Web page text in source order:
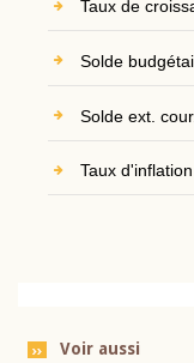
Taux de
Solde
Solde ext.
Taux
Voir aussi